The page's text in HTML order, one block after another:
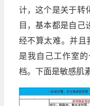
计，这个是关于转
目，基本都是自己
经不算太难。并且
是我自己工作室
档。下面是敏感肌